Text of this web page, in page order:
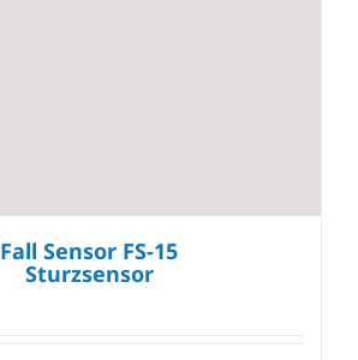
Fall Sensor FS-15
Sturzsensor